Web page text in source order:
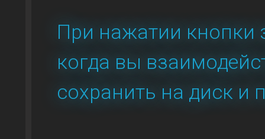
При нажатии кнопки
когда вы
сохранить на диск и